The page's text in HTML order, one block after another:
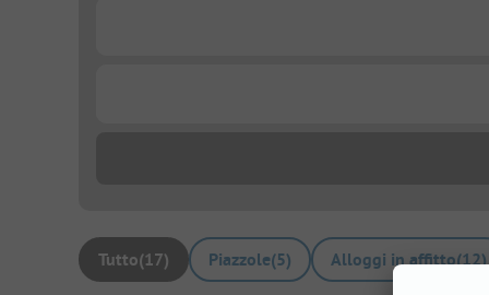
Tutto(17) Piazzole(5) Alloggi in affitto(12)